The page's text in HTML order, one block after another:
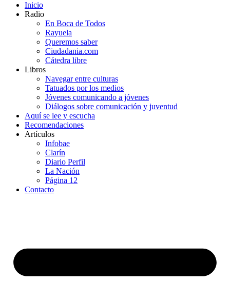
Inicio
Radio
En Boca de Todos
Rayuela
Queremos saber
Ciudadania.com
Cátedra libre
Libros
Navegar entre culturas
Tatuados por los medios
Jóvenes comunicando a jóvenes
Diálogos sobre comunicación y juventud
Aquí se lee y escucha
Recomendaciones
Artículos
Infobae
Clarín
Diario Perfil
La Nación
Página 12
Contacto